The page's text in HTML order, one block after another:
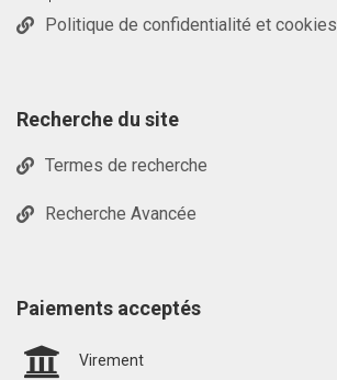
Politique de confidentialité et cookies
Recherche du site
Termes de recherche
Recherche Avancée
Paiements acceptés
Virement